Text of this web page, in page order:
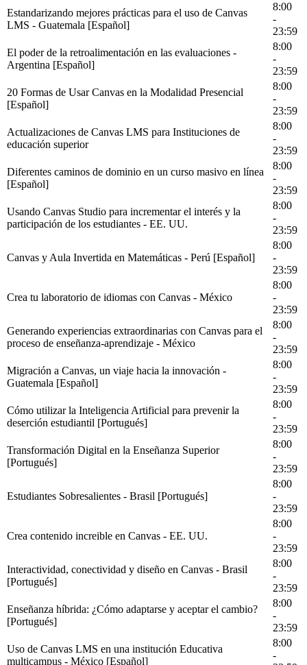
Estandarizando mejores prácticas para el uso de Canvas
LMS - Guatemala [Español]
8:00
-
23:59
El poder de la retroalimentación en las evaluaciones -
Argentina [Español]
8:00
-
23:59
20 Formas de Usar Canvas en la Modalidad Presencial
[Español]
8:00
-
23:59
Actualizaciones de Canvas LMS para Instituciones de
educación superior
8:00
-
23:59
Diferentes caminos de dominio en un curso masivo en línea
[Español]
8:00
-
23:59
Usando Canvas Studio para incrementar el interés y la
participación de los estudiantes - EE. UU.
8:00
-
23:59
Canvas y Aula Invertida en Matemáticas - Perú [Español]
8:00
-
23:59
Crea tu laboratorio de idiomas con Canvas - México
8:00
-
23:59
Generando experiencias extraordinarias con Canvas para el
proceso de enseñanza-aprendizaje - México
8:00
-
23:59
Migración a Canvas, un viaje hacia la innovación -
Guatemala [Español]
8:00
-
23:59
Cómo utilizar la Inteligencia Artificial para prevenir la
deserción estudiantil [Portugués]
8:00
-
23:59
Transformación Digital en la Enseñanza Superior
[Portugués]
8:00
-
23:59
Estudiantes Sobresalientes - Brasil [Portugués]
8:00
-
23:59
Crea contenido increible en Canvas - EE. UU.
8:00
-
23:59
Interactividad, conectividad y diseño en Canvas - Brasil
[Portugués]
8:00
-
23:59
Enseñanza híbrida: ¿Cómo adaptarse y aceptar el cambio?
[Portugués]
8:00
-
23:59
Uso de Canvas LMS en una institución Educativa
multicampus - México [Español]
8:00
-